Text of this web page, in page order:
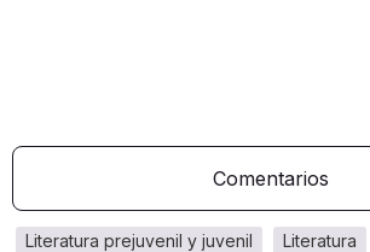
Comentarios
literatura
literatura prejuvenil y juvenil